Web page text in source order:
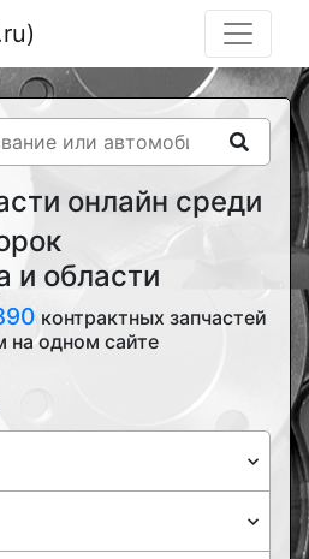
онлайн среди
и области
контрактных запчастей
на одном сайте